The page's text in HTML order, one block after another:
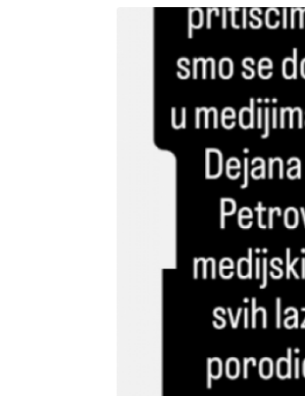
BIK
21.4 - 21.5